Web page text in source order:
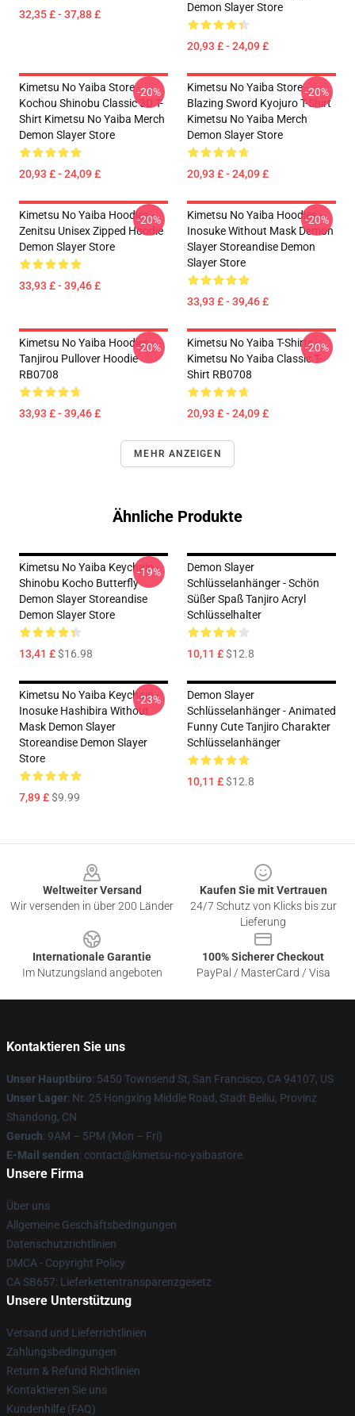
32,35 £ - 37,88 £
Demon Slayer Store
20,93 £ - 24,09 £
Kimetsu No Yaiba Store -
Kochou Shinobu Classic 3D T-
Shirt Kimetsu No Yaiba Merch
Demon Slayer Store
20,93 £ - 24,09 £
-20%
Kimetsu No Yaiba Store -
Blazing Sword Kyojuro T-Shirt
Kimetsu No Yaiba Merch
Demon Slayer Store
20,93 £ - 24,09 £
-20%
Kimetsu No Yaiba Hoodies -
Zenitsu Unisex Zipped Hoodie
Demon Slayer Store
33,93 £ - 39,46 £
-20%
Kimetsu No Yaiba Hoodies -
Inosuke Without Mask Demon
Slayer Storeandise Demon
Slayer Store
33,93 £ - 39,46 £
-20%
Kimetsu No Yaiba Hoodies -
Tanjirou Pullover Hoodie
RB0708
33,93 £ - 39,46 £
-20%
Kimetsu No Yaiba T-Shirts -
Kimetsu No Yaiba Classic T-
Shirt RB0708
20,93 £ - 24,09 £
-20%
MEHR ANZEIGEN
Ähnliche Produkte
Kimetsu No Yaiba Keychain -
Shinobu Kocho Butterfly
Demon Slayer Storeandise
Demon Slayer Store
13,41 £$16.98
-19%
Demon Slayer
Schlüsselanhänger - Schön
Süßer Spaß Tanjiro Acryl
Schlüsselhalter
10,11 £$12.8
Kimetsu No Yaiba Keychain -
Inosuke Hashibira Without
Mask Demon Slayer
Storeandise Demon Slayer
Store
7,89 £$9.99
-23%
Demon Slayer
Schlüsselanhänger - Animated
Funny Cute Tanjiro Charakter
Schlüsselanhänger
10,11 £$12.8
Weltweiter Versand
Wir versenden in über 200 Länder
Kaufen Sie mit Vertrauen
24/7 Schutz von Klicks bis zur
Lieferung
Internationale Garantie
Im Nutzungsland angeboten
100% Sicherer Checkout
PayPal / MasterCard / Visa
Kontaktieren Sie uns
Unser Hauptbüro: 5450 Townsend St, San Francisco, CA 94107, US
Unser Lager: Nr. 25 Hongxing Middle Road, Stadt Beiliu, Provinz
Shandong, CN
Geruch: 9AM – 5PM (Mon – Fri)
E-Mail senden: contact@kimetsu-no-yaibastore.
Unsere Firma
Über uns
Allgemeine Geschäftsbedingungen
Datenschutzrichtlinien
DMCA - Copyright Policy
CA SB657: Lieferkettentransparenzgesetz
Unsere Unterstützung
Versand und Lieferrichtlinien
Zahlungsbedingungen
Return & Refund Richtlinien
Kontaktieren Sie uns
Kundenhilfe (FAQ)